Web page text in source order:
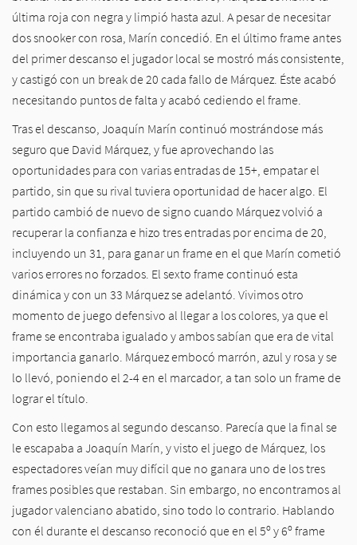
última roja con negra y limpió hasta azul. A pesar de necesitar
dos snooker con rosa, Marín concedió. En el último frame antes
del primer descanso el jugador local se mostró más consistente,
y castigó con un break de 20 cada fallo de Márquez. Éste acabó
necesitando puntos de falta y acabó cediendo el frame.
Tras el descanso, Joaquín Marín continuó mostrándose más
seguro que David Márquez, y fue aprovechando las
oportunidades para con varias entradas de 15+, empatar el
partido, sin que su rival tuviera oportunidad de hacer algo. El
partido cambió de nuevo de signo cuando Márquez volvió a
recuperar la confianza e hizo tres entradas por encima de 20,
incluyendo un 31, para ganar un frame en el que Marín cometió
varios errores no forzados. El sexto frame continuó esta
dinámica y con un 33 Márquez se adelantó. Vivimos otro
momento de juego defensivo al llegar a los colores, ya que el
frame se encontraba igualado y ambos sabían que era de vital
importancia ganarlo. Márquez embocó marrón, azul y rosa y se
lo llevó, poniendo el 2-4 en el marcador, a tan solo un frame de
lograr el título.
Con esto llegamos al segundo descanso. Parecía que la final se
le escapaba a Joaquín Marín, y visto el juego de Márquez, los
espectadores veían muy difícil que no ganara uno de los tres
frames posibles que restaban. Sin embargo, no encontramos al
jugador valenciano abatido, sino todo lo contrario. Hablando
con él durante el descanso reconoció que en el 5º y 6º frame